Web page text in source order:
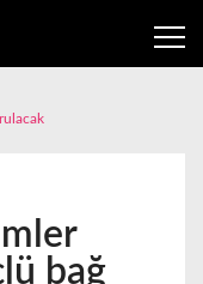
bağ